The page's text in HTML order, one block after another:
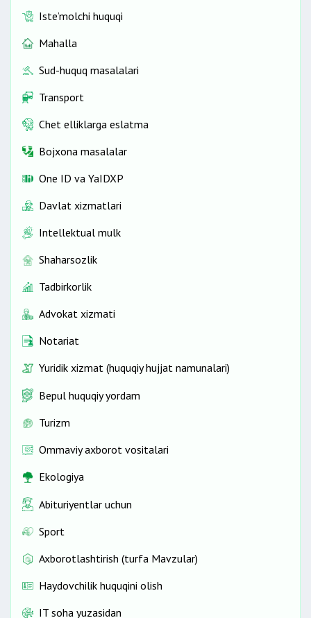
Iste’molchi huquqi
Mahalla
Sud-huquq masalalari
Transport
Chet elliklarga eslatma
Bojxona masalalar
One ID vа YaIDXP
Davlat xizmatlari
Intellektual mulk
Shaharsozlik
Tadbirkorlik
Advokat xizmati
Notariat
Yuridik xizmat (huquqiy hujjat namunalari)
Bepul huquqiy yordam
Turizm
Ommaviy axborot vositalari
Ekologiya
Abituriyentlar uchun
Sport
Axborotlashtirish (turfa Mavzular)
Haydovchilik huquqini olish
IT soha yuzasidan